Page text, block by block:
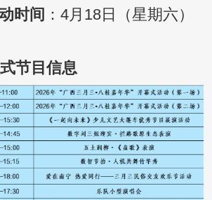
时间 ：4月18日（星期六）
节目信息